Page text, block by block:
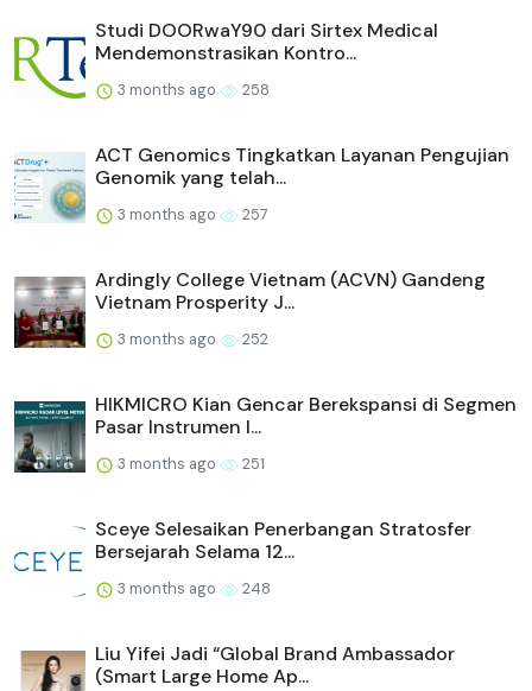
Studi DOORwaY90 dari Sirtex Medical
Mendemonstrasikan Kontro...
3 months ago 258
ACT Genomics Tingkatkan Layanan Pengujian
Genomik yang telah...
3 months ago 257
Ardingly College Vietnam (ACVN) Gandeng
Vietnam Prosperity J...
3 months ago 252
HIKMICRO Kian Gencar Berekspansi di Segmen
Pasar Instrumen I...
3 months ago 251
Sceye Selesaikan Penerbangan Stratosfer
Bersejarah Selama 12...
3 months ago 248
Liu Yifei Jadi “Global Brand Ambassador
(Smart Large Home Ap...